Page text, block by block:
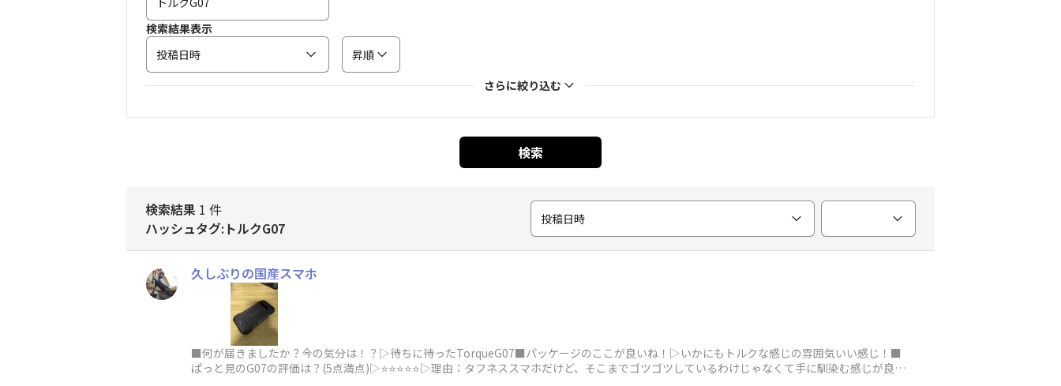
検索結果表示
投稿日時
昇順
さらに絞り込む
検索
検索結果 1 件
ハッシュタグ:トルクG07
投稿日時
久しぶりの国産スマホ
■何が届きましたか？今の気分は！？▷待ちに待ったTorqueG07■パッケージのここが良いね！▷いかにもトルクな感じの雰囲気いい感じ！■
ぱっと見のG07の評価は？(5点満点)▷⭐⭐⭐⭐⭐▷理由：タフネススマホだけど、そこまでゴツゴツしているわけじゃなくて手に馴染む感じが良か